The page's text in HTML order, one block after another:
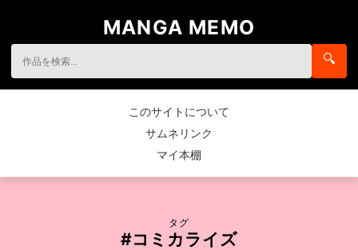
MANGA MEMO
🔍
このサイトについて
サムネリンク
マイ本棚
タグ
#コミカライズ